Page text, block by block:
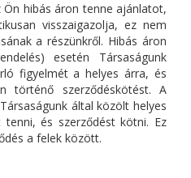
Ön hibás áron tenne ajánlatot,
visszaigazolja, ez nem
a részünkről. Hibás áron
esetén Társaságunk
figyelmét a helyes árra, és
történő szerződéskötést. A
által közölt helyes
és szerződést kötni. Ez
a felek között.